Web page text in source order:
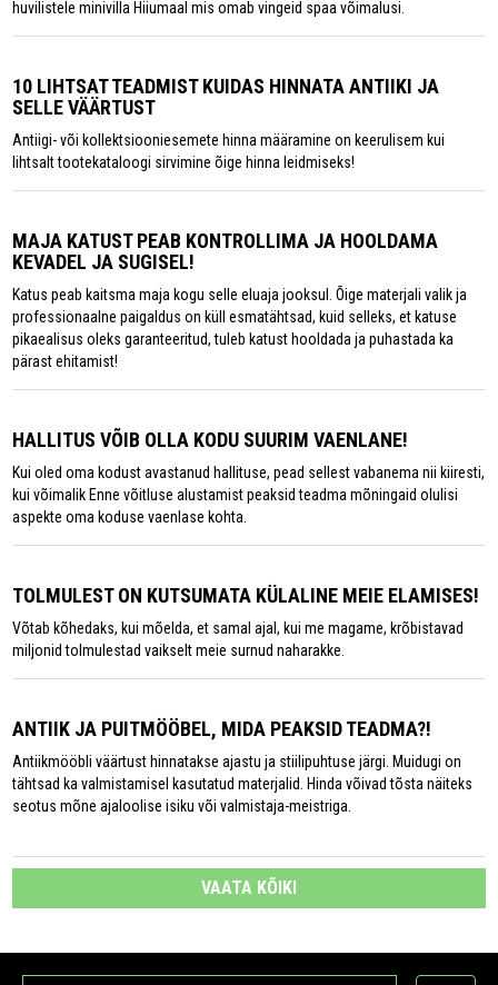
huvilistele minivilla Hiiumaal mis omab vingeid spaa võimalusi.
10 LIHTSAT TEADMIST KUIDAS HINNATA ANTIIKI JA
SELLE VÄÄRTUST
Antiigi- või kollektsiooniesemete hinna määramine on keerulisem kui
lihtsalt tootekataloogi sirvimine õige hinna leidmiseks!
MAJA KATUST PEAB KONTROLLIMA JA HOOLDAMA
KEVADEL JA SUGISEL!
Katus peab kaitsma maja kogu selle eluaja jooksul. Õige materjali valik ja
professionaalne paigaldus on küll esmatähtsad, kuid selleks, et katuse
pikaealisus oleks garanteeritud, tuleb katust hooldada ja puhastada ka
pärast ehitamist!
HALLITUS VÕIB OLLA KODU SUURIM VAENLANE!
Kui oled oma kodust avastanud hallituse, pead sellest vabanema nii kiiresti,
kui võimalik Enne võitluse alustamist peaksid teadma mõningaid olulisi
aspekte oma koduse vaenlase kohta.
TOLMULEST ON KUTSUMATA KÜLALINE MEIE ELAMISES!
Võtab kõhedaks, kui mõelda, et samal ajal, kui me magame, krõbistavad
miljonid tolmulestad vaikselt meie surnud naharakke.
ANTIIK JA PUITMÖÖBEL, MIDA PEAKSID TEADMA?!
Antiikmööbli väärtust hinnatakse ajastu ja stiilipuhtuse järgi. Muidugi on
tähtsad ka valmistamisel kasutatud materjalid. Hinda võivad tõsta näiteks
seotus mõne ajaloolise isiku või valmistaja-meistriga.
VAATA KÕIKI